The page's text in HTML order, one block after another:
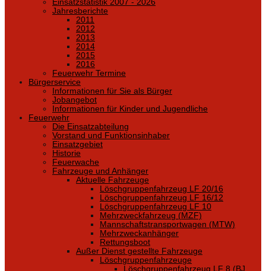
Einsatzstatistik 2007 - 2026
Jahresberichte
2011
2012
2013
2014
2015
2016
Feuerwehr Termine
Bürgerservice
Informationen für Sie als Bürger
Jobangebot
Informationen für Kinder und Jugendliche
Feuerwehr
Die Einsatzabteilung
Vorstand und Funktionsinhaber
Einsatzgebiet
Historie
Feuerwache
Fahrzeuge und Anhänger
Aktuelle Fahrzeuge
Löschgruppenfahrzeug LF 20/16
Löschgruppenfahrzeug LF 16/12
Löschgruppenfahrzeug LF 10
Mehrzweckfahrzeug (MZF)
Mannschaftstransportwagen (MTW)
Mehrzweckanhänger
Rettungsboot
Außer Dienst gestellte Fahrzeuge
Löschgruppenfahrzeuge
Löschgruppenfahrzeug LF 8 (BJ